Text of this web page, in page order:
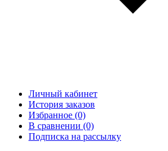
Личный кабинет
История заказов
Избранное (0)
В сравнении (0)
Подписка на рассылку